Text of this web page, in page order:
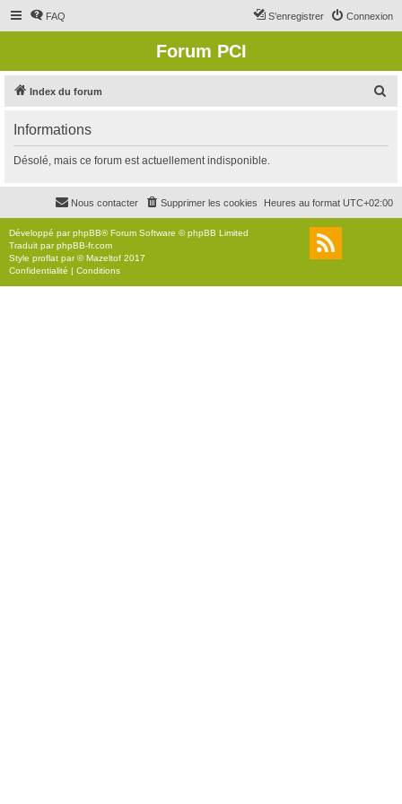
FAQ Connexion
S’enregistrer
Forum PCI
Index du forum
r
c
r
Informations
Désolé, mais ce forum est actuellement indisponible.
Heures au format UTC+02:00
Supprimer les cookies
Nous contacter
Développé parphpBB® Forum Software © phpBB Limited
Traduit parphpBB-fr.com
Style proflat par ©Mazeltof 2017
Confidentialité | Conditions